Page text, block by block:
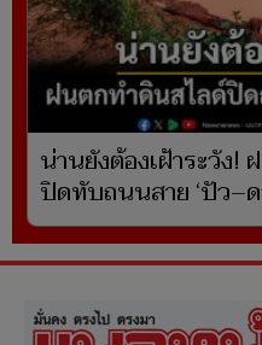
น่านยังต้องเฝ้าระวัง!
ปิดทับถนนสาย ‘ปัว–ด